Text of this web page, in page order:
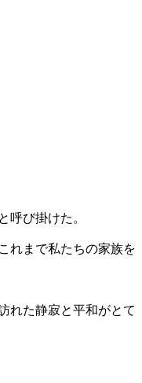
呼び掛けた。
れまで私たちの家族を
れた静寂と平和がとて